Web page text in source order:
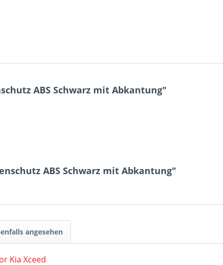
ABS Schwarz mit Abkantung"
ABS Schwarz mit Abkantung"
angesehen